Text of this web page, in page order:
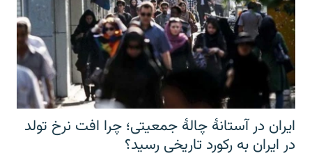
ایران در آستانهٔ چالهٔ جمعیتی؛ چرا افت نرخ تولد
در ایران به رکورد تاریخی رسید؟